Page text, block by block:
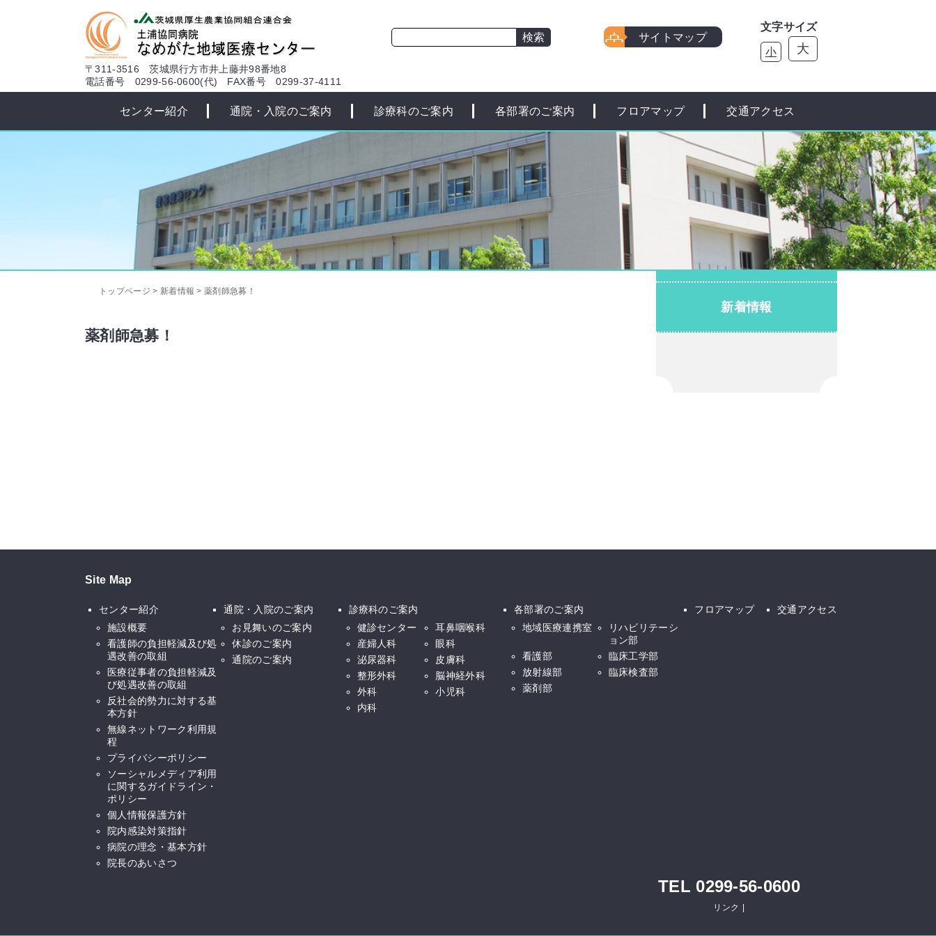
〒311-3516 茨城県行方市井上藤井98番地8
電話番号 0299-56-0600(代)
FAX番号 0299-37-4111
サイトマップ
文字サイズ
小 大
センター紹介 通院・入院のご案内 診療科のご案内 各部署のご案内 フロアマップ 交通アクセス
トップページ > 新着情報 >薬剤師急募！
薬剤師急募！
新着情報
Site Map
センター紹介
施設概要
看護師の負担軽減及び処
遇改善の取組
医療従事者の負担軽減及
び処遇改善の取組
反社会的勢力に対する基
本方針
無線ネットワーク利用規
程
プライバシーポリシー
ソーシャルメディア利用
に関するガイドライン・
ポリシー
個人情報保護方針
院内感染対策指針
病院の理念・基本方針
院長のあいさつ
通院・入院のご案内
お見舞いのご案内
休診のご案内
通院のご案内
診療科のご案内
健診センター
耳鼻咽喉科
産婦人科
眼科
泌尿器科
皮膚科
整形外科
脳神経外科
外科
小児科
内科
各部署のご案内
地域医療連携室
リハビリテーシ
ョン部
看護部
臨床工学部
放射線部
臨床検査部
薬剤部
フロアマップ 交通アクセス
TEL 0299-56-0600
リンク